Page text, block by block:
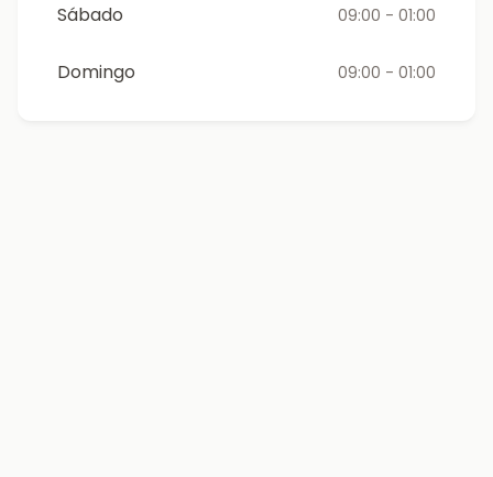
Sábado 09:00 - 01:00
Domingo 09:00 - 01:00